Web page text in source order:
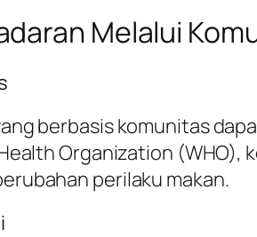
Melalui
berbasis komunitas
Organization
perilaku makan.